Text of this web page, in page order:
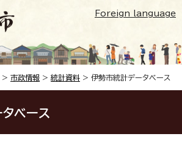
Foreign language
> 市政情報 > 統計資料 > 伊勢市統計データベース
ベース